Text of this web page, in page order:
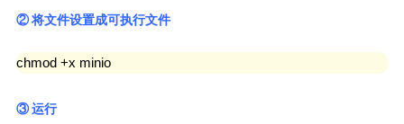
② 将文件设置成可执行文件
chmod +x minio
③ 运行